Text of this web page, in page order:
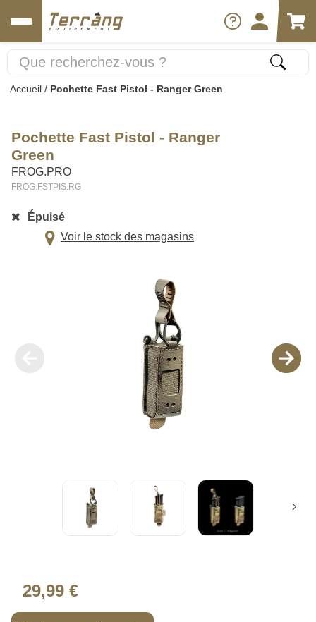
Accueil / Pochette Fast Pistol - Ranger Green
Pochette Fast Pistol - Ranger
Green
FROG.PRO
FROG.FSTPIS.RG
Épuisé
Voir le stock des magasins
29,99 €